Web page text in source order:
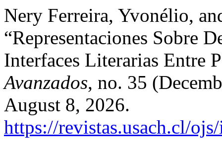
Nery Ferreira, Yvonélio,
“Representaciones Sobre
Interfaces Literarias Entre
Avanzados, no. 35
August 8, 2026.
https://revistas.usach.cl/